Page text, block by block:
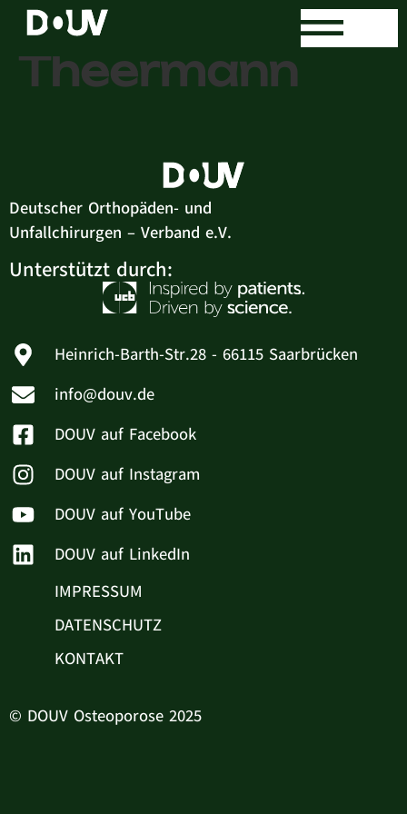
Dr. med. Ralf
Theermann
Deutscher Orthopäden- und
Unfallchirurgen – Verband e.V.
Unterstützt durch:
Heinrich-Barth-Str.28 - 66115 Saarbrücken
info@douv.de
DOUV auf Facebook
DOUV auf Instagram
DOUV auf YouTube
DOUV auf LinkedIn
IMPRESSUM
DATENSCHUTZ
KONTAKT
© DOUV Osteoporose 2025